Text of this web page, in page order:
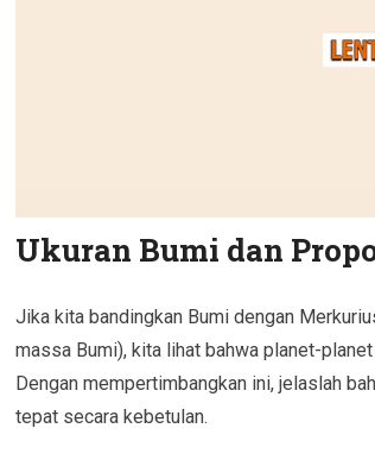
Ukuran Bumi dan
Jika kita bandingkan Bumi dengan
massa Bumi), kita lihat bahwa planet-
Dengan mempertimbangkan ini, jelaslah
tepat secara kebetulan.